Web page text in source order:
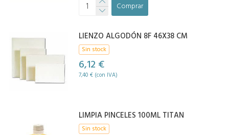
Comprar
LIENZO ALGODÓN 8F 46X38 CM
Sin stock
6,12 €
7,40 € (con IVA)
LIMPIA PINCELES 100ML TITAN
Sin stock